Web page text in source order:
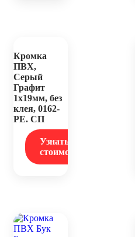
Кромка
ПВХ,
Серый
Графит
1х19мм, без
клея, 0162-
PE. СП
Узнать
стоимость